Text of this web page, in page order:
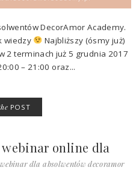
DecorAmor Academy.
wiedzy
Najbliższy (ósmy już)
2 terminach już 5 grudnia 2017
– 21:00 oraz...
POST
webinar online dla
Academy
dla absolwentów decoramor